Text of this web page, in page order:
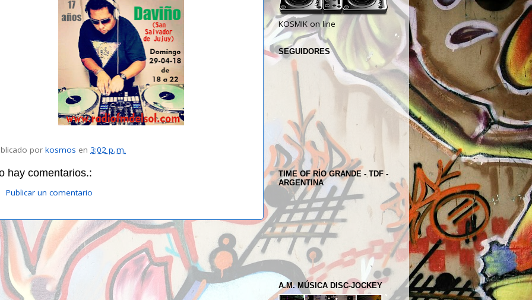
por kosmos en 3:02 p. m.
hay comentarios.:
Publicar un comentario
KOSMIK on line
SEGUIDORES
TIME OF RÍO GRANDE - TDF -
ARGENTINA
A.M. MÚSICA DISC-JOCKEY